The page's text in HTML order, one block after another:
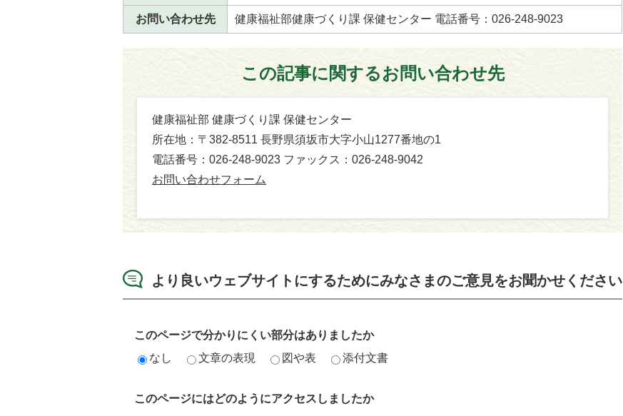
お問い合わせ先 健康福祉部健康づくり課 保健センター 電話番号：026-248-9023
この記事に関するお問い合わせ先
健康福祉部 健康づくり課 保健センター
所在地：〒382-8511 長野県須坂市大字小山1277番地の1
電話番号：026-248-9023 ファックス：026-248-9042
お問い合わせフォーム
より良いウェブサイトにするためにみなさまのご意見をお聞かせください
このページで分かりにくい部分はありましたか
なし
文章の表現 図や表 添付文書
このページにはどのようにアクセスしましたか